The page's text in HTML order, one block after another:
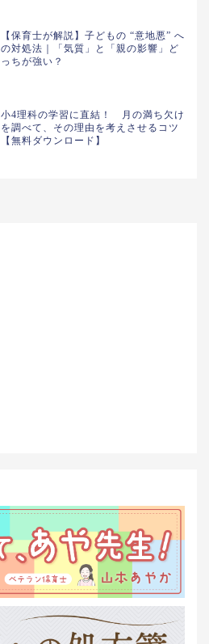
【保育士が解説】子どもの “意地悪” へ
の対処法｜「気質」と「親の影響」ど
っちが強い？
小4理科の学習に直結！ 月の満ち欠け
を調べて、その理由を考えさせるコツ
【無料ダウンロード】